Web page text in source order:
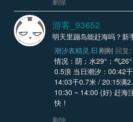
游客_93652
明天里蹦岛能赶海吗？新
潮汐表精灵.EI 刚刚 回复:
情况：阴；水29°；气
0.5浪 当日潮汐：00:42
14:03干0.7米 / 20:15满
10:30 ~ 14:00 (好) 赶海
快！